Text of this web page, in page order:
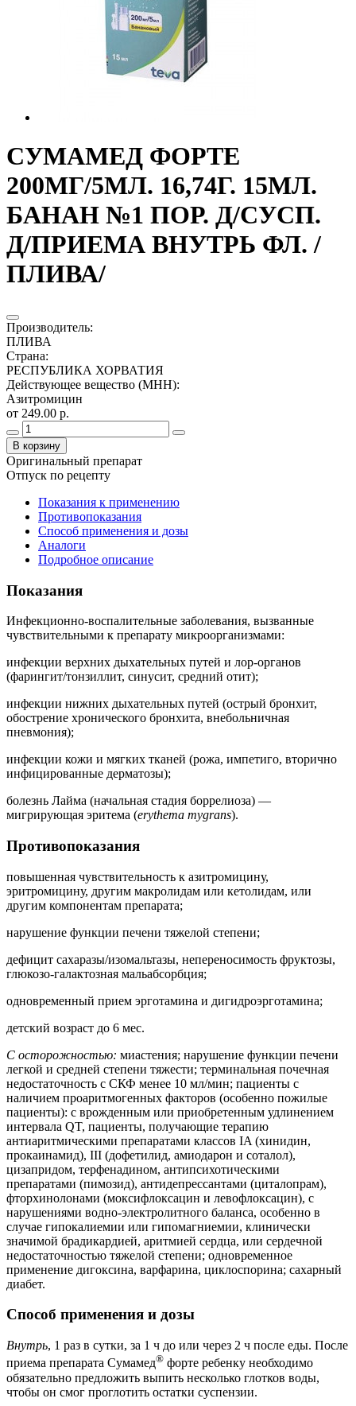
СУМАМЕД ФОРТЕ
200МГ/5МЛ. 16,74Г. 15МЛ.
БАНАН №1 ПОР. Д/СУСП.
Д/ПРИЕМА ВНУТРЬ ФЛ. /
ПЛИВА/
Производитель:
ПЛИВА
Страна:
РЕСПУБЛИКА ХОРВАТИЯ
Действующее вещество (МНН):
Азитромицин
от 249.00 р.
В корзину
Оригинальный препарат
Отпуск по рецепту
Показания к применению
Противопоказания
Способ применения и дозы
Аналоги
Подробное описание
Показания
Инфекционно-воспалительные заболевания, вызванные
чувствительными к препарату микроорганизмами:
инфекции верхних дыхательных путей и лор-органов
(фарингит/тонзиллит, синусит, средний отит);
инфекции нижних дыхательных путей (острый бронхит,
обострение хронического бронхита, внебольничная
пневмония);
инфекции кожи и мягких тканей (рожа, импетиго, вторично
инфицированные дерматозы);
болезнь Лайма (начальная стадия боррелиоза) —
мигрирующая эритема (erythema mygrans).
Противопоказания
повышенная чувствительность к азитромицину,
эритромицину, другим макролидам или кетолидам, или
другим компонентам препарата;
нарушение функции печени тяжелой степени;
дефицит сахаразы/изомальтазы, непереносимость фруктозы,
глюкозо-галактозная мальабсорбция;
одновременный прием эрготамина и дигидроэрготамина;
детский возраст до 6 мес.
С осторожностью: миастения; нарушение функции печени
легкой и средней степени тяжести; терминальная почечная
недостаточность с СКФ менее 10 мл/мин; пациенты с
наличием проаритмогенных факторов (особенно пожилые
пациенты): с врожденным или приобретенным удлинением
интервала QT, пациенты, получающие терапию
антиаритмическими препаратами классов IA (хинидин,
прокаинамид), III (дофетилид, амиодарон и соталол),
цизапридом, терфенадином, антипсихотическими
препаратами (пимозид), антидепрессантами (циталопрам),
фторхинолонами (моксифлоксацин и левофлоксацин), с
нарушениями водно-электролитного баланса, особенно в
случае гипокалиемии или гипомагниемии, клинически
значимой брадикардией, аритмией сердца, или сердечной
недостаточностью тяжелой степени; одновременное
применение дигоксина, варфарина, циклоспорина; сахарный
диабет.
Способ применения и дозы
Внутрь, 1 раз в сутки, за 1 ч до или через 2 ч после еды. После
приема препарата Сумамед® форте ребенку необходимо
обязательно предложить выпить несколько глотков воды,
чтобы он смог проглотить остатки суспензии.